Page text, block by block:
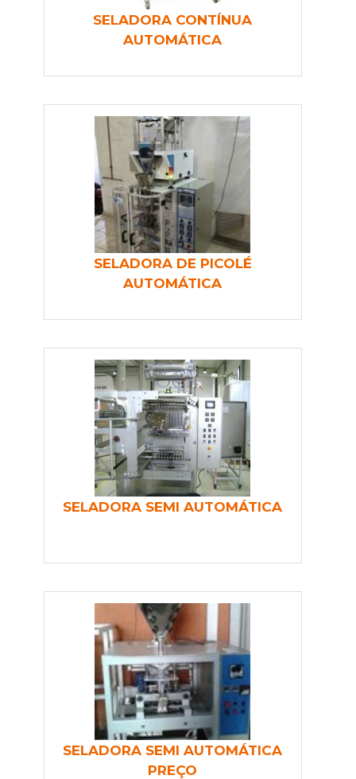
SELADORA CONTÍNUA
AUTOMÁTICA
SELADORA DE PICOLÉ
AUTOMÁTICA
SELADORA SEMI AUTOMÁTICA
SELADORA SEMI AUTOMÁTICA
PREÇO